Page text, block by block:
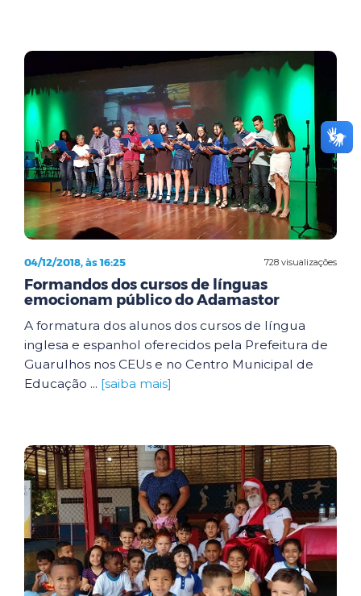
728 visualizações
04/12/2018, às 16:25
Formandos dos cursos de línguas
emocionam público do Adamastor
A formatura dos alunos dos cursos de língua
inglesa e espanhol oferecidos pela Prefeitura de
Guarulhos nos CEUs e no Centro Municipal de
Educação ... [saiba mais]